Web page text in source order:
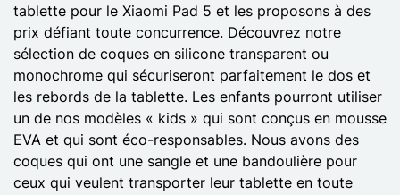
tablette pour le Xiaomi Pad 5 et les proposons à des
prix défiant toute concurrence. Découvrez notre
sélection de coques en silicone transparent ou
monochrome qui sécuriseront parfaitement le dos et
les rebords de la tablette. Les enfants pourront utiliser
un de nos modèles « kids » qui sont conçus en mousse
EVA et qui sont éco-responsables. Nous avons des
coques qui ont une sangle et une bandoulière pour
ceux qui veulent transporter leur tablette en toute